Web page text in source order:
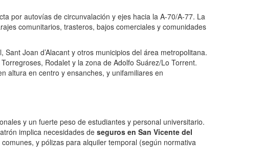
por autovías de circunvalación y ejes hacia la A-70/A-77. La
comunitarios, trasteros, bajos comerciales y comunidades
Joan d’Alacant y otros municipios del área metropolitana.
Rodalet y la zona de Adolfo Suárez/Lo Torrent.
altura en centro y ensanches, y unifamiliares en
y un fuerte peso de estudiantes y personal universitario.
implica necesidades de seguros en San Vicente del
y pólizas para alquiler temporal (según normativa